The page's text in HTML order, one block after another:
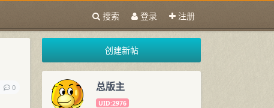
搜索 登录 注册
0
创建新帖
总版主
UID:2976